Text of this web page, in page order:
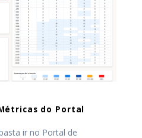
do Portal
ir no Portal de